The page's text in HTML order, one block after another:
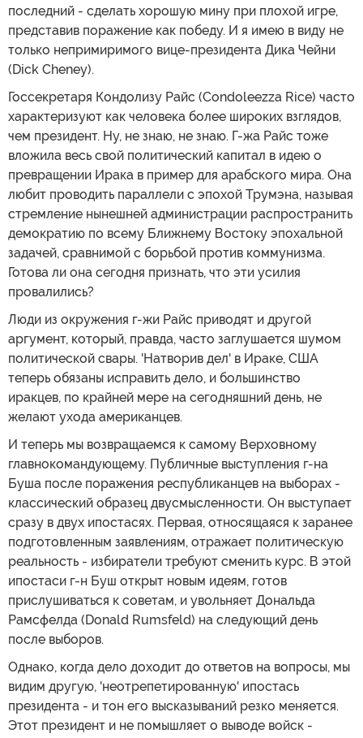
последний - сделать хорошую мину при плохой игре,
представив поражение как победу. И я имею в виду не
только непримиримого вице-президента Дика Чейни
(Dick Cheney).
Госсекретаря Кондолизу Райс (Condoleezza Rice) часто
характеризуют как человека более широких взглядов,
чем президент. Ну, не знаю, не знаю. Г-жа Райс тоже
вложила весь свой политический капитал в идею о
превращении Ирака в пример для арабского мира. Она
любит проводить параллели с эпохой Трумэна, называя
стремление нынешней администрации распространить
демократию по всему Ближнему Востоку эпохальной
задачей, сравнимой с борьбой против коммунизма.
Готова ли она сегодня признать, что эти усилия
провалились?
Люди из окружения г-жи Райс приводят и другой
аргумент, который, правда, часто заглушается шумом
политической свары. 'Натворив дел' в Ираке, США
теперь обязаны исправить дело, и большинство
иракцев, по крайней мере на сегодняшний день, не
желают ухода американцев.
И теперь мы возвращаемся к самому Верховному
главнокомандующему. Публичные выступления г-на
Буша после поражения республиканцев на выборах -
классический образец двусмысленности. Он выступает
сразу в двух ипостасях. Первая, относящаяся к заранее
подготовленным заявлениям, отражает политическую
реальность - избиратели требуют сменить курс. В этой
ипостаси г-н Буш открыт новым идеям, готов
прислушиваться к советам, и увольняет Дональда
Рамсфелда (Donald Rumsfeld) на следующий день
после выборов.
Однако, когда дело доходит до ответов на вопросы, мы
видим другую, 'неотрепетированную' ипостась
президента - и тон его высказываний резко меняется.
Этот президент и не помышляет о выводе войск -